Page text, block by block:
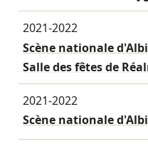
2021-2022
Scène nationale d'Albi
Salle des fêtes de
2021-2022
Scène nationale d'Albi